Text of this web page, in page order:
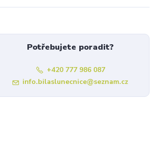
Potřebujete poradit?
+420 777 986 087
info.bilaslunecnice@seznam.cz